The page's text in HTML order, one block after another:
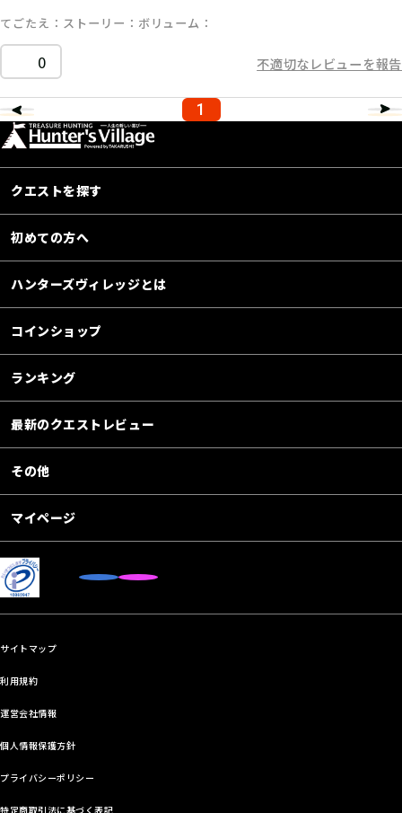
てごたえ ストーリー ボリューム
0 不適切なレビューを報告
1
クエストを探す
初めての方へ
ハンターズヴィレッジとは
コインショップ
ランキング
最新のクエストレビュー
その他
マイページ
サイトマップ
利用規約
運営会社情報
個人情報保護方針
プライバシーポリシー
特定商取引法に基づく表記